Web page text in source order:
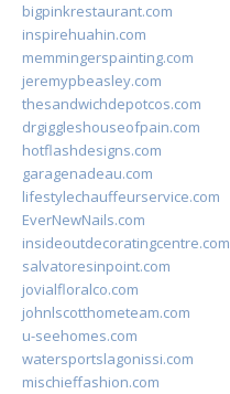
bigpinkrestaurant.com
inspirehuahin.com
memmingerspainting.com
jeremypbeasley.com
thesandwichdepotcos.com
drgiggleshouseofpain.com
hotflashdesigns.com
garagenadeau.com
lifestylechauffeurservice.com
EverNewNails.com
insideoutdecoratingcentre.com
salvatoresinpoint.com
jovialfloralco.com
johnlscotthometeam.com
u-seehomes.com
watersportslagonissi.com
mischieffashion.com